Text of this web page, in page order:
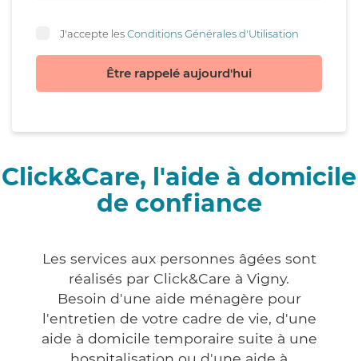
J'accepte lesConditions Générales d'Utilisation
Être rappelé aujourd'hui
Click&Care, l'aide à domicile
de confiance
Les services aux personnes âgées sont
réalisés par Click&Care à Vigny.
Besoin d'une aide ménagère pour
l'entretien de votre cadre de vie, d'une
aide à domicile temporaire suite à une